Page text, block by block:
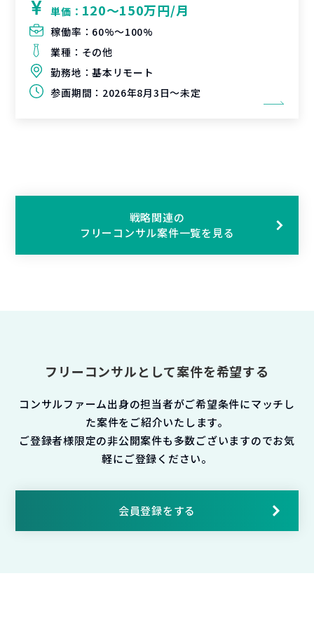
単価： 120〜150万円/月
稼働率： 60%〜100%
業種： その他
勤務地：基本リモート
参画期間： 2026年8月3日～未定
戦略関連の
フリーコンサル案件一覧を見る
フリーコンサルとして案件を希望する
コンサルファーム出身の担当者がご希望条件にマッチし
た案件をご紹介いたします。
ご登録者様限定の非公開案件も多数ございますのでお気
軽にご登録ください。
会員登録をする